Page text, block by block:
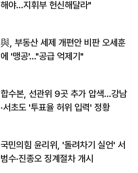
해야…지휘부 헌신해달라"
與, 부동산 세제 개편안 비판 오세훈
에 '맹공'…"공급 억제기"
합수본, 선관위 9곳 추가 압색…강남
·서초도 '투표율 허위 입력' 정황
국민의힘 윤리위, '돌려차기 실언' 서
범수·진종오 징계절차 개시